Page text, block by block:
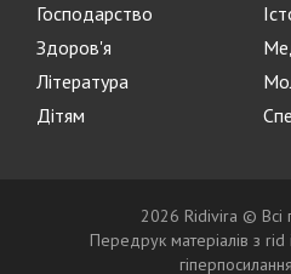
Господарство
Здоров'я
Література
Дітям
2026 Ridivira © Всі
Передрук матеріалів з rid